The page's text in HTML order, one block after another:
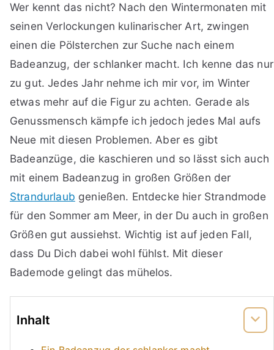
Wer kennt das nicht? Nach den Wintermonaten mit
seinen Verlockungen kulinarischer Art, zwingen
einen die Pölsterchen zur Suche nach einem
Badeanzug, der schlanker macht. Ich kenne das nur
zu gut. Jedes Jahr nehme ich mir vor, im Winter
etwas mehr auf die Figur zu achten. Gerade als
Genussmensch kämpfe ich jedoch jedes Mal aufs
Neue mit diesen Problemen. Aber es gibt
Badeanzüge, die kaschieren und so lässt sich auch
mit einem Badeanzug in großen Größen der
Strandurlaub genießen. Entdecke hier Strandmode
für den Sommer am Meer, in der Du auch in großen
Größen gut aussiehst. Wichtig ist auf jeden Fall,
dass Du Dich dabei wohl fühlst. Mit dieser
Bademode gelingt das mühelos.
Inhalt